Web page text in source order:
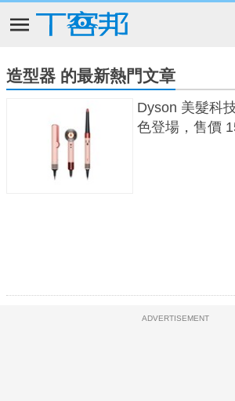
造型器 的最新熱門文章
Dyson 美髮科
色登場，售價
ADVERTISEMENT